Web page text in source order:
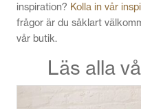
inspiration? Kolla in vår
frågor är du såklart
vår butik.
Läs alla